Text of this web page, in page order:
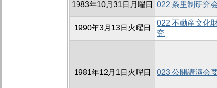
1983年10月31日月曜日 022 条里制研究
1990年3月13日火曜日
022 不動産文化
究
1981年12月1日火曜日 023 公開講演会